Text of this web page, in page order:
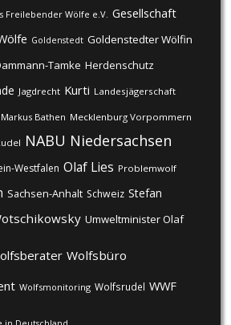
Freilebender Wölfe e.V. Gesellschaft
Goldenstedt Goldenstedter Wölfin
Tamke Herdenschutz
Jagdrecht Kurti Landesjägerschaft
Markus Bathen Mecklenburg Vorpommern
NABU Niedersachsen
Westfalen Olaf Lies Problemwolf
Sachsen-Anhalt Schweiz Stefan
Umweltminister Olaf
Wolfsbüro
Wolfsmonitoring Wolfsrudel WWF